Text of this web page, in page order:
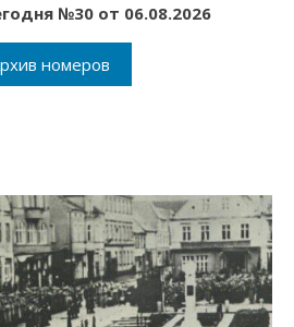
№30 от 06.08.2026
номеров